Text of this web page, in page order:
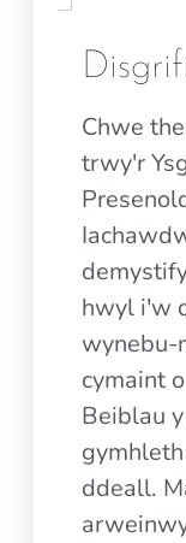
Chwe
trwy'r
hwyl i'w
wynebu-
cymaint
Beiblau
ddeall.